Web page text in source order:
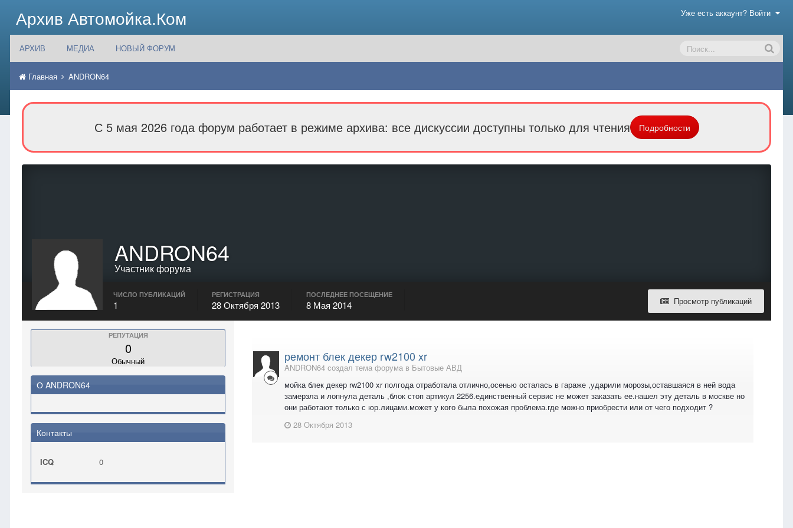
Архив Автомойка.Ком Уже есть аккаунт? Войти
АРХИВ МЕДИА НОВЫЙ ФОРУМ
Главная ANDRON64
С 5 мая 2026 года форум работает в режиме архива: все дискуссии доступны только для чтения Подробности
ANDRON64
Участник форума
Просмотр публикаций
ЧИСЛО ПУБЛИКАЦИЙ
1
РЕГИСТРАЦИЯ
28 Октября 2013
ПОСЛЕДНЕЕ ПОСЕЩЕНИЕ
8 Мая 2014
РЕПУТАЦИЯ
0
Обычный
О ANDRON64
Контакты
ICQ 0
ремонт блек декер rw2100 xr
ANDRON64 создал тема форума в Бытовые АВД
мойка блек декер rw2100 xr полгода отработала отлично,осенью осталась в гараже ,ударили морозы,оставшаяся в ней вода
замерзла и лопнула деталь ,блок стоп артикул 2256.единственный сервис не может заказать ее.нашел эту деталь в москве но
они работают только с юр.лицами.может у кого была похожая проблема.где можно приобрести или от чего подходит ?
28 Октября 2013